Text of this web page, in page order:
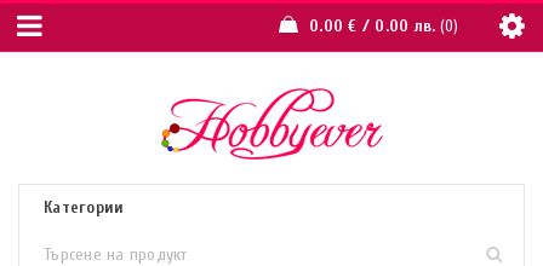
0.00€ / 0.00 лв. 0